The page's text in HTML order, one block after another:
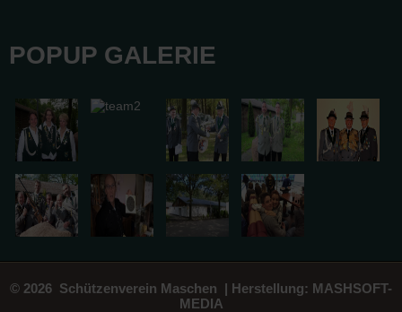
POPUP GALERIE
© 2026 Schützenverein Maschen | Herstellung: MASHSOFT-
MEDIA